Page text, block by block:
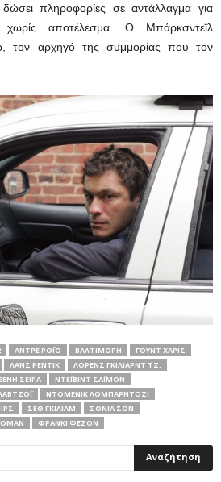
δώσει πληροφορίες σε αντάλλαγμα για
αποτέλεσμα. Ο Μπάρκσντεϊλ
τον αρχηγό της συμμορίας που τον
ΆΝΤΡΕ ΡΌΙΟ ΒΑΛΤΙΜΌΡΗ
ΓΟΥΝΤ ΧΆΡΙΣ
ΛΑΝΣ ΡΈΝΤΙΚ
ΛΌΡΕΝΣ ΓΚΊΛΙΑΡΝΤ ΤΖ.
ΣΕΙΡΑ
ΝΤΈΙΒΙΝΤ ΣΆΙΜΟΝ
ΝΤΟΜΕΝΊΚ ΛΟΜΠΑΡΝΤΟΖΊ
ΣΕΘ ΓΚΊΛΙΑΜ
ΣΌΝΙΑ ΣΟΝ
ΦΡΆΝΚΙ ΦΕΖΌΝ